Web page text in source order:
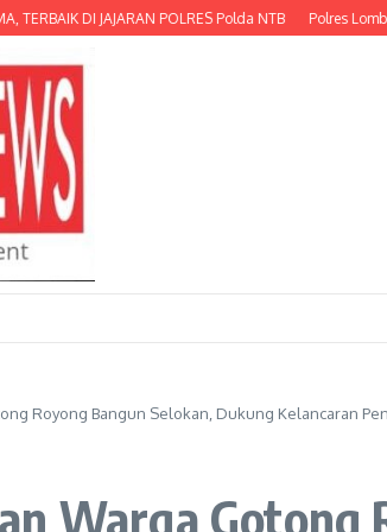
DI JAJARAN POLRES Polda NTB Polres Lombok
Royong Bangun Selokan, Dukung Kelancaran
Warga Gotong